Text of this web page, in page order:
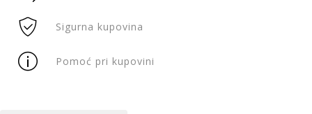
Sigurna kupovina
Pomoć pri kupovini